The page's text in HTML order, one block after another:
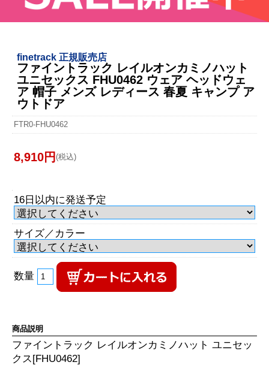
finetrack 正規販売店
ファイントラック レイルオンカミノハット
ユニセックス FHU0462 ウェア ヘッドウェ
ア 帽子 メンズ レディース 春夏 キャンプ ア
ウトドア
FTR0-FHU0462
8,910円 (税込)
16日以内に発送予定
サイズ／カラー
数量
商品説明
ファイントラック レイルオンカミノハット ユニセッ
クス[FHU0462]